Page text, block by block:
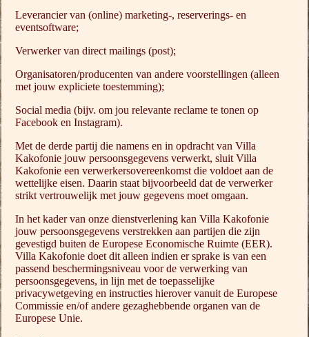
Leverancier van (online) marketing-, reserverings- en
eventsoftware;
Verwerker van direct mailings (post);
Organisatoren/producenten van andere voorstellingen (alleen
met jouw expliciete toestemming);
Social media (bijv. om jou relevante reclame te tonen op
Facebook en Instagram).
Met de derde partij die namens en in opdracht van Villa
Kakofonie jouw persoonsgegevens verwerkt, sluit Villa
Kakofonie een verwerkersovereenkomst die voldoet aan de
wettelijke eisen. Daarin staat bijvoorbeeld dat de verwerker
strikt vertrouwelijk met jouw gegevens moet omgaan.
In het kader van onze dienstverlening kan Villa Kakofonie
jouw persoonsgegevens verstrekken aan partijen die zijn
gevestigd buiten de Europese Economische Ruimte (EER).
Villa Kakofonie doet dit alleen indien er sprake is van een
passend beschermingsniveau voor de verwerking van
persoonsgegevens, in lijn met de toepasselijke
privacywetgeving en instructies hierover vanuit de Europese
Commissie en/of andere gezaghebbende organen van de
Europese Unie.